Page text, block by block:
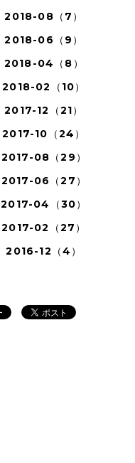
2018-08（7）
2018-06（9）
2018-04（8）
2018-02（10）
2017-12（21）
2017-10（24）
2017-08（29）
2017-06（27）
2017-04（30）
2017-02（27）
2016-12（4）